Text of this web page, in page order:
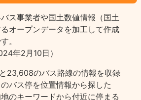
ス事業者や国土数値情報（国土
オープンデータを加工して作成
。
年2月10日）
23,608のバス路線の情報を収録
バス停を位置情報から探した
のキーワードから付近に停まる